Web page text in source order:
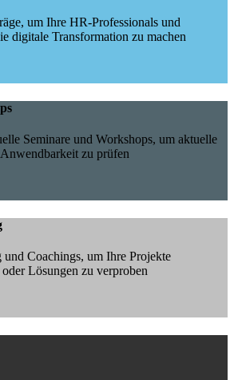
um Ihre HR-Professionals und
digitale Transformation zu machen
Seminare und Workshops, um aktuelle
zu prüfen
und Coachings, um Ihre Projekte
Lösungen zu verproben